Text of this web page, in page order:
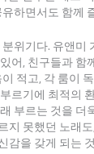
하면서도 함께
위기다. 유앤미
어, 친구들과 함
적고, 각 룸이
르기에 최적의
부르는 것을 더
지 못했던 노래
감을 갖게 되는